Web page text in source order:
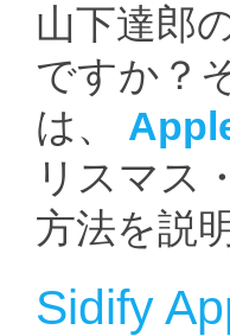
山下達郎
ですか？
は、
リスマス
方法を説
Sidify